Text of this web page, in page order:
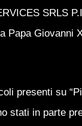
SRLS
Papa Giovanni
presenti su
stati in parte